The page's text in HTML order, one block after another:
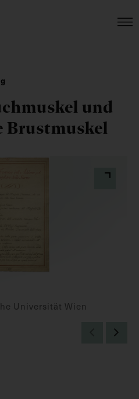
und
Brustmuskel
Universität Wien